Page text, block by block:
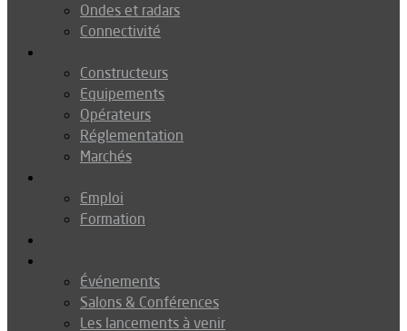
Ondes et radars
Connectivité
Constructeurs
Equipements
Opérateurs
Réglementation
Marchés
Emploi
Formation
Événements
Salons & Conférences
Les lancements à venir